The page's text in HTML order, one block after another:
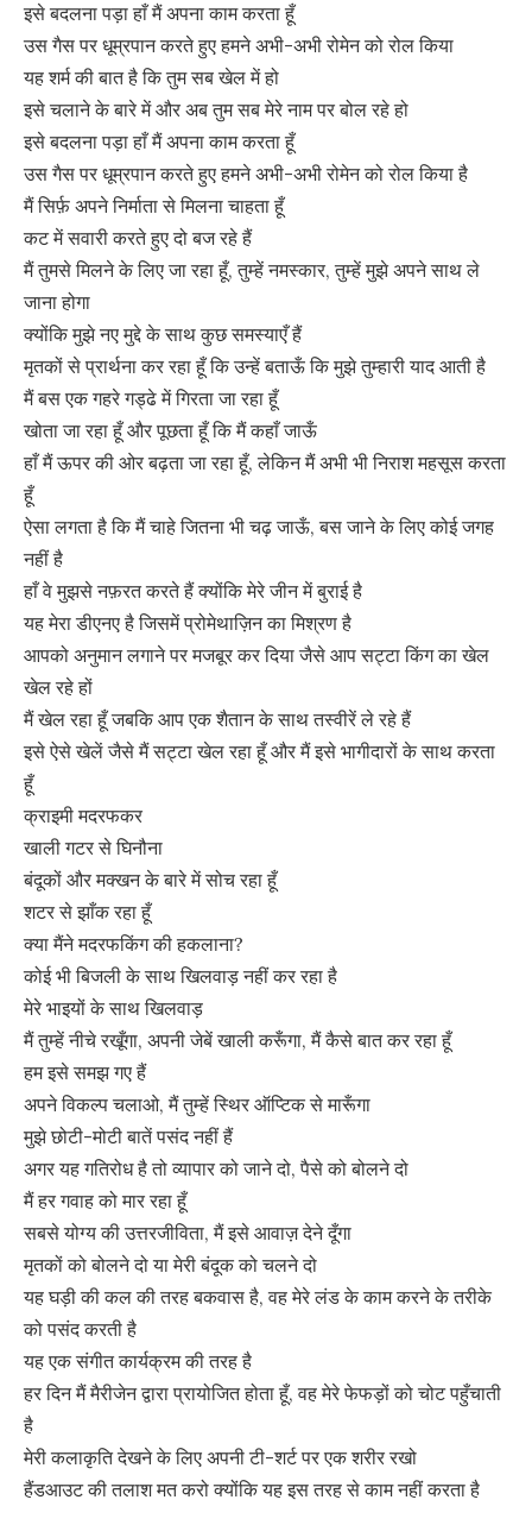
इसे बदलना पड़ा हाँ मैं अपना काम करता हूँ
उस गैस पर धूम्रपान करते हुए हमने अभी-अभी रोमेन को रोल किया
यह शर्म की बात है कि तुम सब खेल में हो
इसे चलाने के बारे में और अब तुम सब मेरे नाम पर बोल रहे हो
इसे बदलना पड़ा हाँ मैं अपना काम करता हूँ
उस गैस पर धूम्रपान करते हुए हमने अभी-अभी रोमेन को रोल किया है
मैं सिर्फ़ अपने निर्माता से मिलना चाहता हूँ
कट में सवारी करते हुए दो बज रहे हैं
मैं तुमसे मिलने के लिए जा रहा हूँ, तुम्हें नमस्कार, तुम्हें मुझे अपने साथ ले
जाना होगा
क्योंकि मुझे नए मुद्दे के साथ कुछ समस्याएँ हैं
मृतकों से प्रार्थना कर रहा हूँ कि उन्हें बताऊँ कि मुझे तुम्हारी याद आती है
मैं बस एक गहरे गड्ढे में गिरता जा रहा हूँ
खोता जा रहा हूँ और पूछता हूँ कि मैं कहाँ जाऊँ
हाँ मैं ऊपर की ओर बढ़ता जा रहा हूँ, लेकिन मैं अभी भी निराश महसूस करता
हूँ
ऐसा लगता है कि मैं चाहे जितना भी चढ़ जाऊँ, बस जाने के लिए कोई जगह
नहीं है
हाँ वे मुझसे नफ़रत करते हैं क्योंकि मेरे जीन में बुराई है
यह मेरा डीएनए है जिसमें प्रोमेथाज़िन का मिश्रण है
आपको अनुमान लगाने पर मजबूर कर दिया जैसे आप सट्टा किंग का खेल
खेल रहे हों
मैं खेल रहा हूँ जबकि आप एक शैतान के साथ तस्वीरें ले रहे हैं
इसे ऐसे खेलें जैसे मैं सट्टा खेल रहा हूँ और मैं इसे भागीदारों के साथ करता
हूँ
क्राइमी मदरफकर
खाली गटर से घिनौना
बंदूकों और मक्खन के बारे में सोच रहा हूँ
शटर से झाँक रहा हूँ
क्या मैंने मदरफकिंग की हकलाना?
कोई भी बिजली के साथ खिलवाड़ नहीं कर रहा है
मेरे भाइयों के साथ खिलवाड़
मैं तुम्हें नीचे रखूँगा, अपनी जेबें खाली करूँगा, मैं कैसे बात कर रहा हूँ
हम इसे समझ गए हैं
अपने विकल्प चलाओ, मैं तुम्हें स्थिर ऑप्टिक से मारूँगा
मुझे छोटी-मोटी बातें पसंद नहीं हैं
अगर यह गतिरोध है तो व्यापार को जाने दो, पैसे को बोलने दो
मैं हर गवाह को मार रहा हूँ
सबसे योग्य की उत्तरजीविता, मैं इसे आवाज़ देने दूँगा
मृतकों को बोलने दो या मेरी बंदूक को चलने दो
यह घड़ी की कल की तरह बकवास है, वह मेरे लंड के काम करने के तरीके
को पसंद करती है
यह एक संगीत कार्यक्रम की तरह है
हर दिन मैं मैरीजेन द्वारा प्रायोजित होता हूँ, वह मेरे फेफड़ों को चोट पहुँचाती
है
मेरी कलाकृति देखने के लिए अपनी टी-शर्ट पर एक शरीर रखो
हैंडआउट की तलाश मत करो क्योंकि यह इस तरह से काम नहीं करता है